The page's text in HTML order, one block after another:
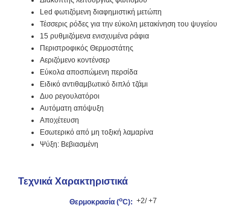
Led φωτιζόμενη διαφημιστική μετώπη
Τέσσερις ρόδες για την εύκολη μετακίνηση του ψυγείου
15 ρυθμιζόμενα ενισχυμένα ράφια
Περιστροφικός Θερμοστάτης
Αεριζόμενο κοντένσερ
Εύκολα αποσπώμενη περσίδα
Ειδικό αντιθαμβωτικό διπλό τζάμι
Δυο ρεγουλατόροι
Αυτόματη απόψυξη
Αποχέτευση
Εσωτερικό από μη τοξική λαμαρίνα
Ψύξη: Βεβιασμένη
Τεχνικά Χαρακτηριστικά
Θερμοκρασία (oC): +2/ +7